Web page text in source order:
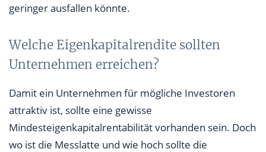
geringer ausfallen könnte.
Welche Eigenkapitalrendite sollten
Unternehmen erreichen?
Damit ein Unternehmen für mögliche Investoren
attraktiv ist, sollte eine gewisse
Mindesteigenkapitalrentabilität vorhanden sein. Doch
wo ist die Messlatte und wie hoch sollte die